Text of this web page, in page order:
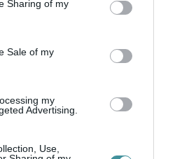
behaviour. You may click to
and its third-party tags to
purposes in below Google
Sharing of my
Sale of my
my
Advertising.
Use,
TANÓRÁK ÉS KEVESEBB HÁZI
JELÖLI KÖZTÁRSASÁGI